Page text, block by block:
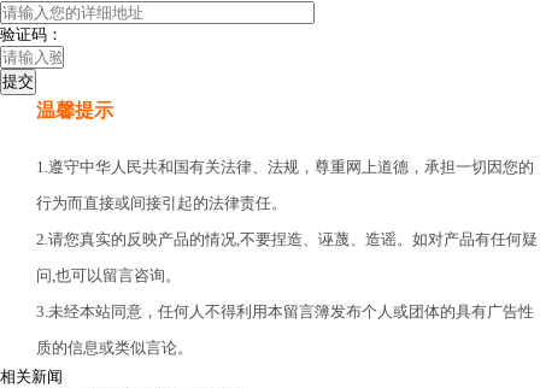
验证码：
温馨提示
1.遵守中华人民共和国有关法律、法规，尊重网上道德，承担一切因您的
行为而直接或间接引起的法律责任。
2.请您真实的反映产品的情况,不要捏造、诬蔑、造谣。如对产品有任何疑
问,也可以留言咨询。
3.未经本站同意，任何人不得利用本留言簿发布个人或团体的具有广告性
质的信息或类似言论。
相关新闻